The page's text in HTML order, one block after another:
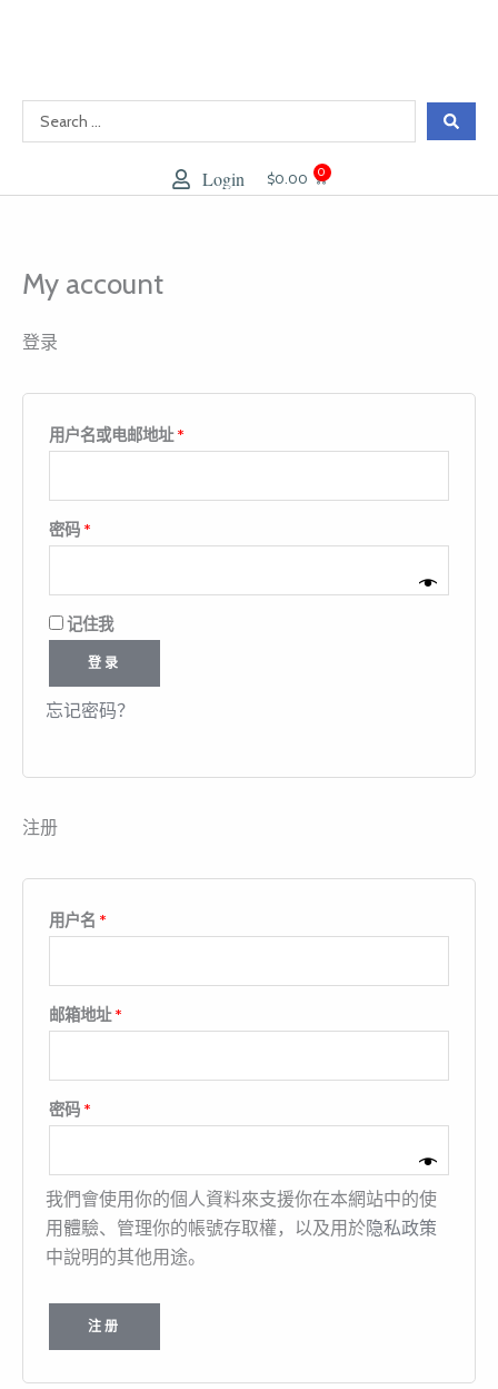
Login $0.00 0大
车
My account
登录
用户名或电邮地址*
密码 *
记住我
登录
忘记密码？
注册
用户名 *
邮箱地址*
密码 *
我們會使用你的個人資料來支援你在本網站中的使
用體驗、管理你的帳號存取權，以及用於隐私政策
中說明的其他用途。
注册